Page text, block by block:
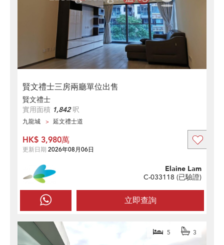
賢文禮士三房兩廳單位出售
賢文禮士
實用面積 1,842呎
九龍城 延文禮士道
立即查詢
Elaine Lam
C-033118 (已驗證)
HK$ 3,980萬
更新日期 2026年08月06日
5 3